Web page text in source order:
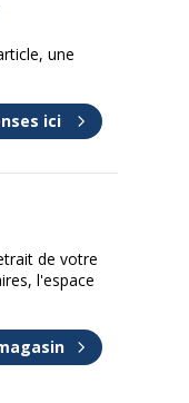
une
ici
de votre
l'espace